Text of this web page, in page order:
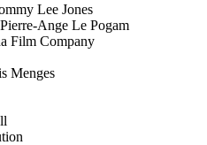
Lee Jones
Ange Le Pogam
Film Company
Menges